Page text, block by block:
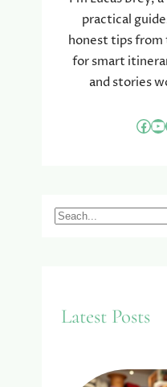
V
O
N
T
U
U
S
practical
honest tips from
for smart
and stories
Facebook YouTube
S
Latest Posts